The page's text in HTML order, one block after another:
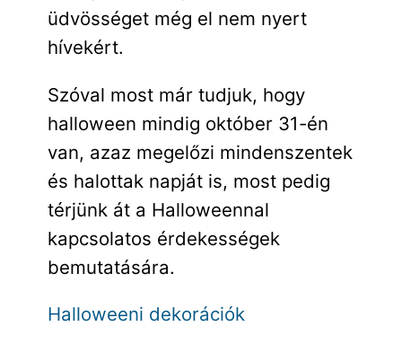
üdvösséget még el nem nyert
hívekért.
Szóval most már tudjuk, hogy
halloween mindig október 31-én
van, azaz megelőzi mindenszentek
és halottak napját is, most pedig
térjünk át a Halloweennal
kapcsolatos érdekességek
bemutatására.
Halloweeni dekorációk